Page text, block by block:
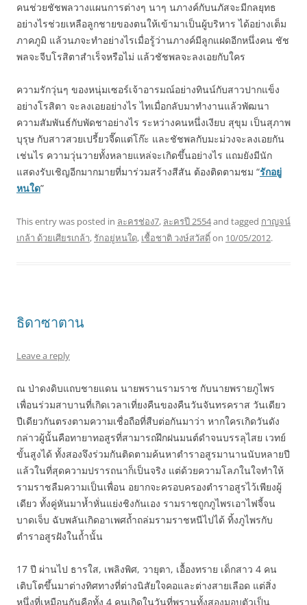
คนช่วยชัชพลวางแผนการต่างๆ นาๆ นภางค์กับนภัสจะมีกลยุทธ
อย่างไรช่วยเหลือลูกชายของตนให้เข้ามาเป็นผู้บริหาร ได้อย่างเต็ม
ภาคภูมิ แล้วนภจะทำอย่างไรเมื่อรู้ว่านภางค์มีลูกแฝดอีกหนึ่งคน ชัช
พลจะจีบโรสิตาสำเร็จหรือไม่ แล้วชัชพลจะลงเอยกับใคร
ความรักวุ่นๆ ของหนุ่มเซอร์เจ้าอารมณ์อย่างทินน์กับสาวปากแข็ง
อย่างโรสิตา จะลงเอยอย่างไร ไทเมื่อกลับมาทำงานแล้วพัฒนา
ความสัมพันธ์กับพัดชาอย่างไร ระหว่างคนหนึ่งเงียบ สุขุม เป็นสุภาพ
บุรุษ กับสาวสวยเปรี้ยวจี๊ดแต่โก๊ะ และชัชพลกับมะม่วงจะลงเอยกัน
เช่นไร ความวุ่นวายทั้งหลายแหล่จะเกิดขึ้นอย่างไร แถมยังมีนัก
แสดงรับเชิญอีกมากมายที่มาร่วมสร้างสีสัน ต้องติดตามชม “รักอยู่
หนใด”
This entry was posted in ละครช่อง7, ละครปี 2554and tagged กาญจน์
เกล้า ด้วยเศียรเกล้า, รักอยู่หนใด, เชื้อชาติ วงษ์สวัสดิ์on 10/05/2012.
ธิดาซาตาน
Leave a reply
ณ ป่าดงดิบแถบชายแดน นายพรานรามราช กับนายพรายภูไพร
เพื่อนร่วมสาบานที่เกิดเวลาเที่ยงคืนของคืนวันจันทรคราส วันเดียว
ปีเดียวกันตรงตามความเชื่อถือที่สืบต่อกันมาว่า หากใครเกิดวันดัง
กล่าวผู้นั้นคือทายาทอสูรที่สามารถฝึกฝนมนต์ดำจนบรรลุไสย เวทย์
ขั้นสูงได้ ทั้งสองจึงร่วมกันติดตามค้นหาตำราอสูรมานานนับหลายปี
แล้วในที่สุดความปรารถนาก็เป็นจริง แต่ด้วยความโลภในใจทำให้
รามราชลืมความเป็นเพื่อน อยากจะครอบครองตำราอสูรไว้เพียงผู้
เดียว ทั้งคู่หันมาห้ำหั่นแย่งชิงกันเอง รามราชถูกภูไพรเอาไฟจี้จน
บาดเจ็บ ฉับพลันเกิดอาเพศถ้ำถล่มรามราชหนีไปได้ ทิ้งภูไพรกับ
ตำราอสูรฝังในถ้ำนั้น
17 ปี ผ่านไป ธารใส, เพลิงพิศ, วายุตา, เอื้องทราย เด็กสาว 4 คน
เติบโตขึ้นมาต่างทิศทางที่ต่างนิสัยใจคอและต่างสายเลือด แต่สิ่ง
หนึ่งที่เหมือนกันคือทั้ง 4 คนเกิดในวันที่พรานทั้งสองมอบตัวเป็น